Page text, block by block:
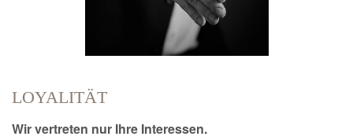
LOYALITÄT
Wir vertreten nur Ihre Interessen.